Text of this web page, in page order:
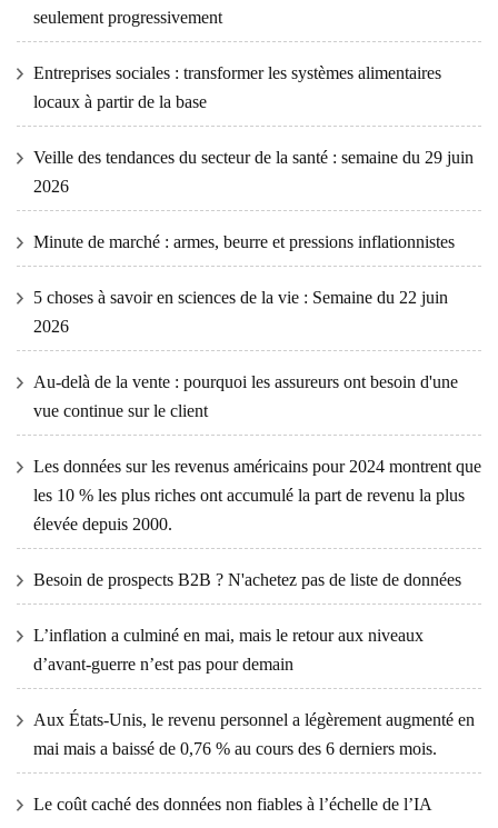
seulement progressivement
Entreprises sociales : transformer les systèmes alimentaires
locaux à partir de la base
Veille des tendances du secteur de la santé : semaine du 29 juin
2026
Minute de marché : armes, beurre et pressions inflationnistes
5 choses à savoir en sciences de la vie : Semaine du 22 juin
2026
Au-delà de la vente : pourquoi les assureurs ont besoin d'une
vue continue sur le client
Les données sur les revenus américains pour 2024 montrent que
les 10 % les plus riches ont accumulé la part de revenu la plus
élevée depuis 2000.
Besoin de prospects B2B ? N'achetez pas de liste de données
L’inflation a culminé en mai, mais le retour aux niveaux
d’avant-guerre n’est pas pour demain
Aux États-Unis, le revenu personnel a légèrement augmenté en
mai mais a baissé de 0,76 % au cours des 6 derniers mois.
Le coût caché des données non fiables à l’échelle de l’IA